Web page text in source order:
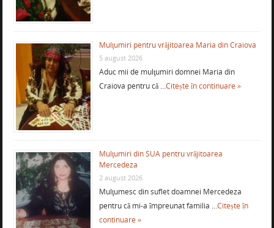
Mulţumiri pentru vrăjitoarea Maria din Craiova
5 august 2026
Aduc mii de mulţumiri domnei Maria din
Craiova pentru că …Citește în continuare »
Mulţumiri din SUA pentru vrăjitoarea
Mercedeza
2 august 2026
Mulţumesc din suflet doamnei Mercedeza
pentru că mi-a împreunat familia …Citește în
continuare »